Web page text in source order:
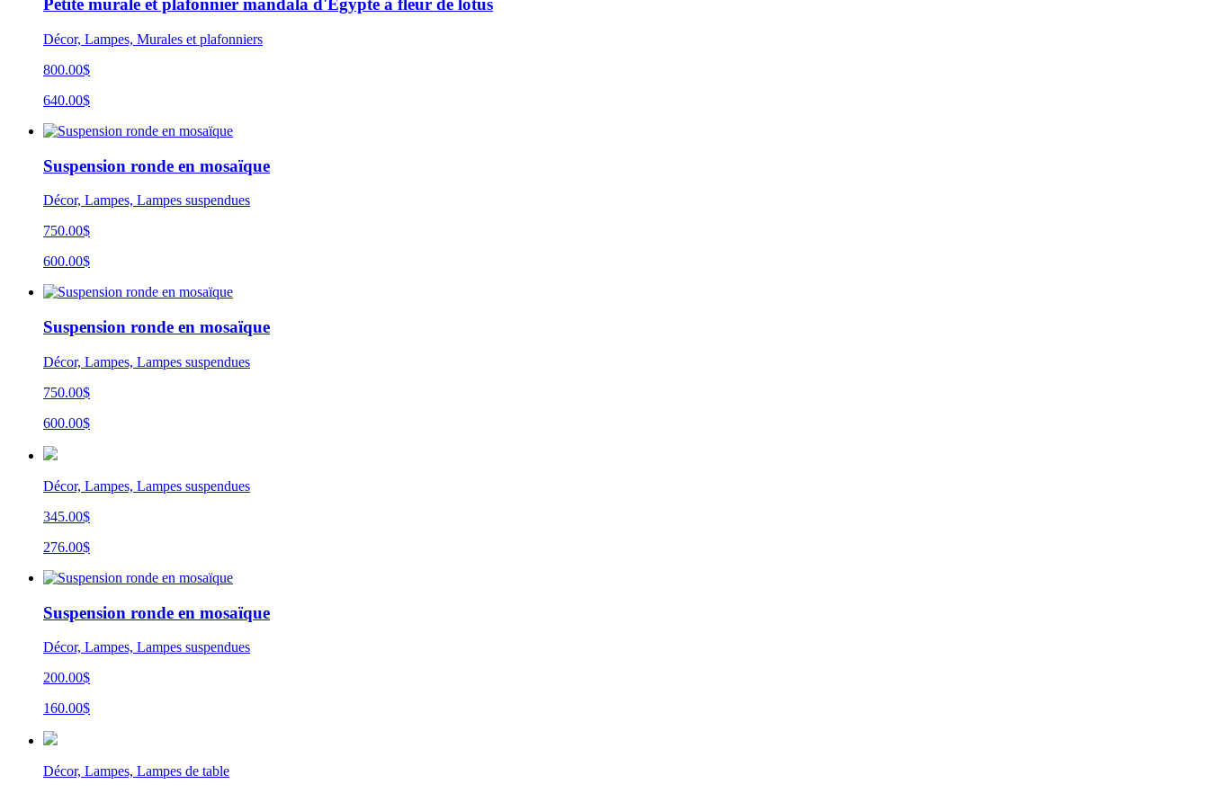
Petite murale et plafonnier mandala d'Égypte à fleur de lotus
Décor, Lampes, Murales et plafonniers
800.00$
640.00$
Suspension ronde en mosaïque
Décor, Lampes, Lampes suspendues
750.00$
600.00$
Suspension ronde en mosaïque
Décor, Lampes, Lampes suspendues
750.00$
600.00$
Décor, Lampes, Lampes suspendues
345.00$
276.00$
Suspension ronde en mosaïque
Décor, Lampes, Lampes suspendues
200.00$
160.00$
Décor, Lampes, Lampes de table